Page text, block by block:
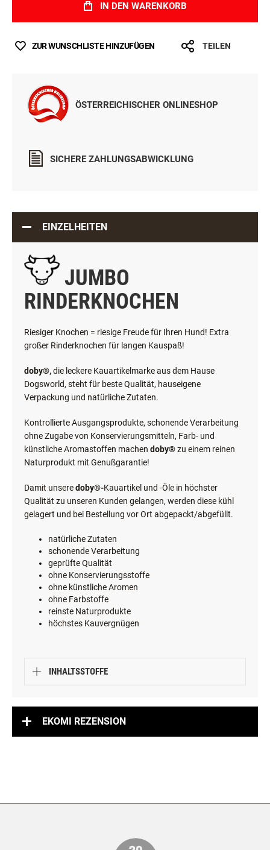
IN DEN WARENKORB
ZUR WUNSCHLISTE HINZUFÜGEN TEILEN
ÖSTERREICHISCHER ONLINESHOP
SICHERE ZAHLUNGSABWICKLUNG
EINZELHEITEN
JUMBO
RINDERKNOCHEN
Riesiger Knochen = riesige Freude für Ihren Hund! Extra
großer Rinderknochen für langen Kauspaß!
doby®,die leckere Kauartikelmarke aus dem Hause
Dogsworld, steht für beste Qualität, hauseigene
Verpackung und natürliche Zutaten.
Kontrollierte Ausgangsprodukte, schonende Verarbeitung
ohne Zugabe von Konservierungsmitteln, Farb- und
künstliche Aromastoffen machen doby®zu einem reinen
Naturprodukt mit Genußgarantie!
Damit unseredoby®-Kauartikel und -Öle in höchster
Qualität zu unseren Kunden gelangen, werden diese kühl
gelagert und bei Bestellung vor Ort abgepackt/abgefüllt.
natürliche Zutaten
schonende Verarbeitung
geprüfte Qualität
ohne Konservierungsstoffe
ohne künstliche Aromen
ohne Farbstoffe
reinste Naturprodukte
höchstes Kauvergnügen
INHALTSSTOFFE
EKOMI REZENSION